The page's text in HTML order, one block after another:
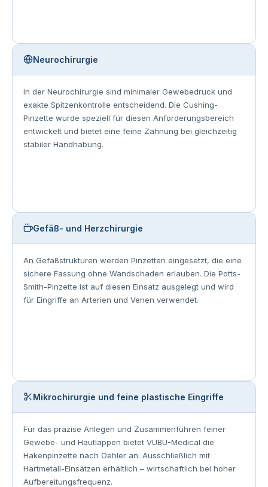
Neurochirurgie
In der Neurochirurgie sind minimaler Gewebedruck und
exakte Spitzenkontrolle entscheidend. Die Cushing-
Pinzette wurde speziell für diesen Anforderungsbereich
entwickelt und bietet eine feine Zahnung bei gleichzeitig
stabiler Handhabung.
Gefäß- und Herzchirurgie
An Gefäßstrukturen werden Pinzetten eingesetzt, die eine
sichere Fassung ohne Wandschaden erlauben. Die Potts-
Smith-Pinzette ist auf diesen Einsatz ausgelegt und wird
für Eingriffe an Arterien und Venen verwendet.
Mikrochirurgie und feine plastische Eingriffe
Für das präzise Anlegen und Zusammenführen feiner
Gewebe- und Hautlappen bietet VUBU-Medical die
Hakenpinzette nach Oehler an. Ausschließlich mit
Hartmetall-Einsätzen erhältlich – wirtschaftlich bei hoher
Aufbereitungsfrequenz.